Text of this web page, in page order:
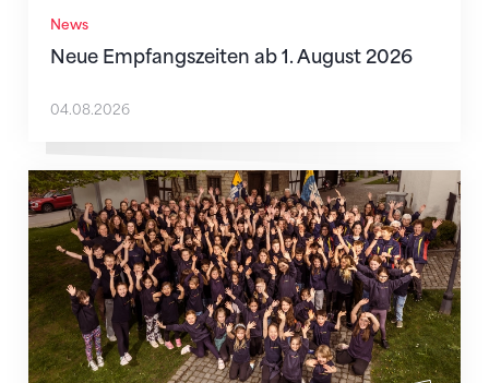
News
Neue Empfangszeiten ab 1. August 2026
04.08.2026
Wenn Mitmachen selbstverständlich ist